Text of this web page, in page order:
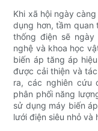
Khi xã hội ngày
dụng hơn, tầm quan
thống điện sẽ
nghệ và khoa học
biến áp tăng áp
được cải thiện và
ra, các nghiên cứu
phân phối năng
sử dụng máy biến
lưới điện siêu nhỏ và